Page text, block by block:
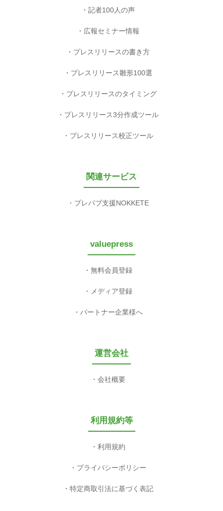
記者100人の声
広報セミナー情報
プレスリリースの書き方
プレスリリース雛形100選
プレスリリースのタイミング
プレスリリース3分作成ツール
プレスリリース校正ツール
関連サービス
プレパブ支援NOKKETE
valuepress
無料会員登録
メディア登録
パートナー企業様へ
運営会社
会社概要
利用規約等
利用規約
プライバシーポリシー
特定商取引法に基づく表記